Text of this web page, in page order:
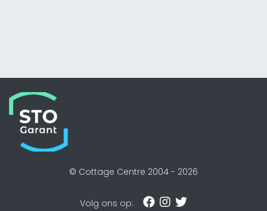
© Cottage Centre 2004 - 2026
Volg ons op: